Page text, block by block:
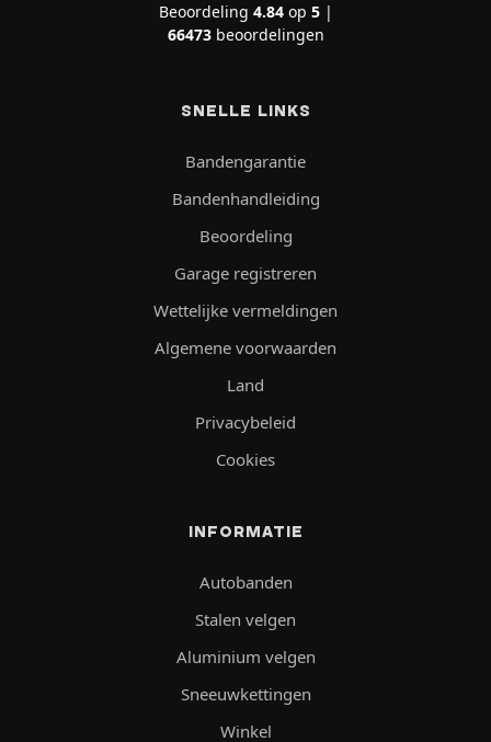
Beoordeling 4.84op 5|
66473beoordelingen
SNELLE LINKS
Bandengarantie
Bandenhandleiding
Beoordeling
Garage registreren
Wettelijke vermeldingen
Algemene voorwaarden
Land
Privacybeleid
Cookies
INFORMATIE
Autobanden
Stalen velgen
Aluminium velgen
Sneeuwkettingen
Winkel